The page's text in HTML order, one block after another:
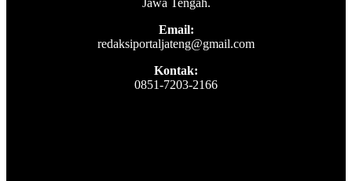
Email:
redaksiportaljateng@gmail.com
Kontak:
0851-7203-2166